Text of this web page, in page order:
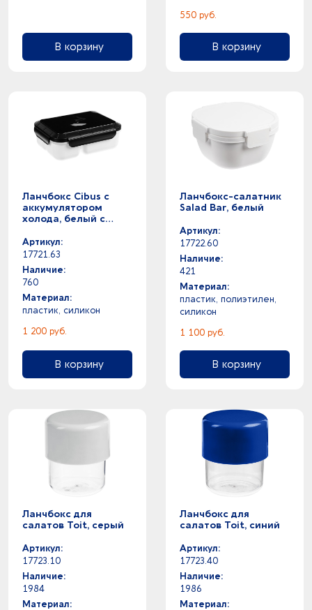
В корзину
550 руб.
В корзину
Ланчбокс Cibus с
аккумулятором
холода, белый с
Артикул:
17721.63
Наличие:
760
Материал:
пластик, силикон
1 200 руб.
В корзину
Ланчбокс-салатник
Salad Bar, белый
Артикул:
17722.60
Наличие:
421
Материал:
пластик, полиэтилен,
силикон
1 100 руб.
В корзину
Ланчбокс для
салатов Toit, серый
Артикул:
17723.10
Наличие:
1984
Материал:
Ланчбокс для
салатов Toit, синий
Артикул:
17723.40
Наличие:
1986
Материал: